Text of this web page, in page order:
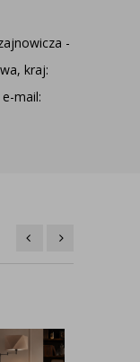
-
kraj:
mail: